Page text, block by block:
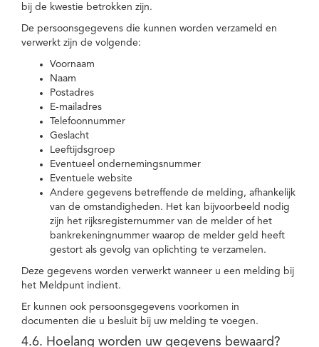
bij de kwestie betrokken zijn.
De persoonsgegevens die kunnen worden verzameld en
verwerkt zijn de volgende:
Voornaam
Naam
Postadres
E-mailadres
Telefoonnummer
Geslacht
Leeftijdsgroep
Eventueel ondernemingsnummer
Eventuele website
Andere gegevens betreffende de melding, afhankelijk
van de omstandigheden. Het kan bijvoorbeeld nodig
zijn het rijksregisternummer van de melder of het
bankrekeningnummer waarop de melder geld heeft
gestort als gevolg van oplichting te verzamelen.
Deze gegevens worden verwerkt wanneer u een melding bij
het Meldpunt indient.
Er kunnen ook persoonsgegevens voorkomen in
documenten die u besluit bij uw melding te voegen.
4.6. Hoelang worden uw gegevens bewaard?